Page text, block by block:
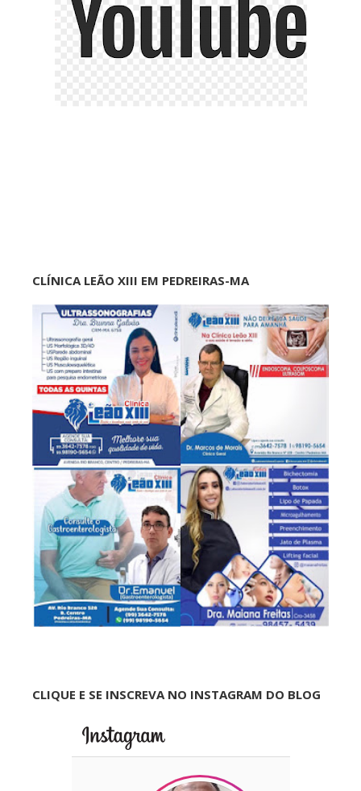
CLÍNICA LEÃO XIII EM PEDREIRAS-MA
CLIQUE E SE INSCREVA NO INSTAGRAM DO BLOG